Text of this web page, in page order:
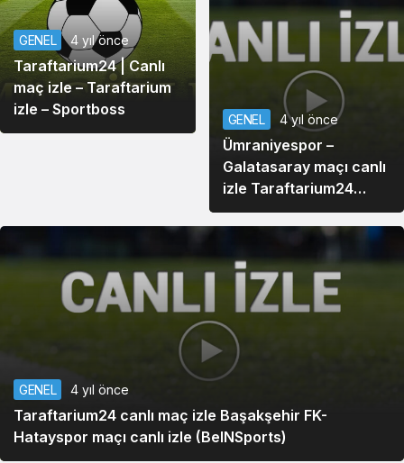
GENEL 4 yıl önce
Taraftarium24 | Canlı
maç izle – Taraftarium
izle – Sportboss
GENEL 4 yıl önce
Ümraniyespor –
Galatasaray maçı canlı
izle Taraftarium24
canlı maç izle
Ümraniyespor –
zaman, saat kaçta,
hangi kanalda?
GENEL 4 yıl önce
Taraftarium24 canlı maç izle Başakşehir FK-
Hatayspor maçı canlı izle (BeINSports)